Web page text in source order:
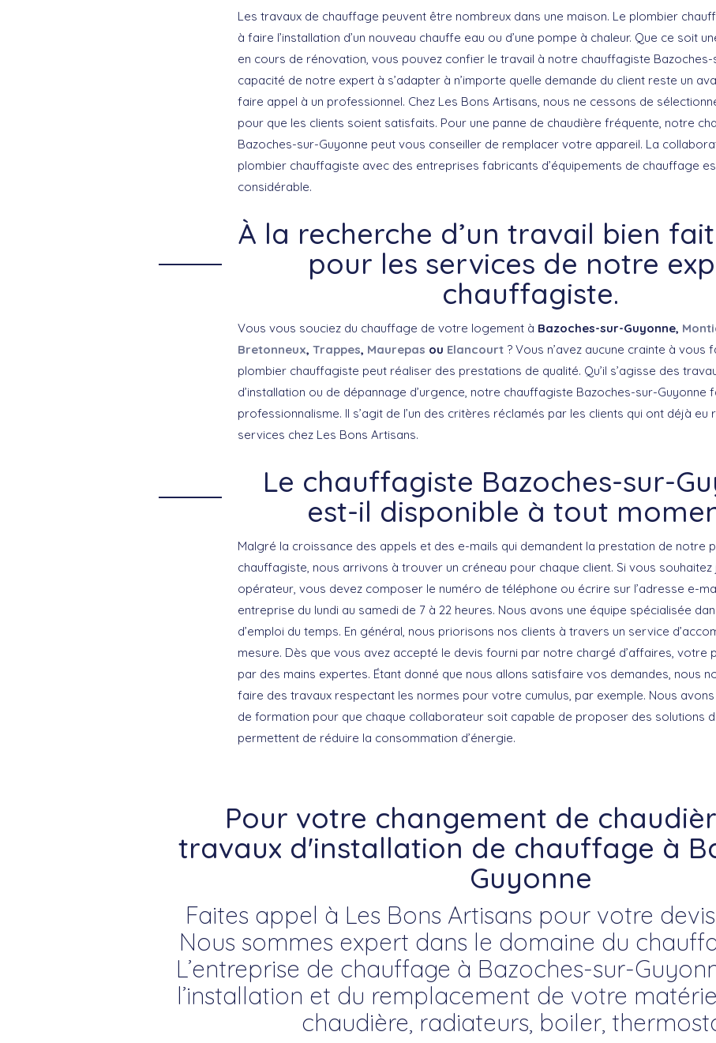
Les travaux de chauffage peuvent être nombreux dans une maison. Le plombier
à faire l’installation d’un nouveau chauffe eau ou d’une pompe à chaleur. Que ce soit
en cours de rénovation, vous pouvez confier le travail à notre chauffagiste Bazoches-
capacité de notre expert à s’adapter à n’importe quelle demande du client reste un
faire appel à un professionnel. Chez Les Bons Artisans, nous ne cessons de
pour que les clients soient satisfaits. Pour une panne de chaudière fréquente, notre
Bazoches-sur-Guyonne peut vous conseiller de remplacer votre appareil. La
plombier chauffagiste avec des entreprises fabricants d’équipements de chauffage
considérable.
À la recherche d’un travail bien
pour les services de notre
chauffagiste.
Vous vous souciez du chauffage de votre logement à Bazoches-sur-Guyonne,
Bretonneux, Trappes, Maurepas ou Elancourt ? Vous n’avez aucune crainte à vous
plombier chauffagiste peut réaliser des prestations de qualité. Qu’il s’agisse des
d’installation ou de dépannage d’urgence, notre chauffagiste Bazoches-sur-Guyonne
professionnalisme. Il s’agit de l’un des critères réclamés par les clients qui ont déjà eu
services chez Les Bons Artisans.
Le chauffagiste Bazoches-sur-
est-il disponible à tout
Malgré la croissance des appels et des e-mails qui demandent la prestation de notre
chauffagiste, nous arrivons à trouver un créneau pour chaque client. Si vous
opérateur, vous devez composer le numéro de téléphone ou écrire sur l’adresse e-
entreprise du lundi au samedi de 7 à 22 heures. Nous avons une équipe spécialisée
d’emploi du temps. En général, nous priorisons nos clients à travers un service
mesure. Dès que vous avez accepté le devis fourni par notre chargé d’affaires, votre
par des mains expertes. Étant donné que nous allons satisfaire vos demandes, nous
faire des travaux respectant les normes pour votre cumulus, par exemple. Nous
de formation pour que chaque collaborateur soit capable de proposer des solutions
permettent de réduire la consommation d’énergie.
Pour votre changement de
travaux d'installation de chauffage à
Guyonne
Faites appel à Les Bons Artisans pour votre
Nous sommes expert dans le domaine du
L’entreprise de chauffage à Bazoches-sur-
l’installation et du remplacement de votre
chaudière, radiateurs, boiler,